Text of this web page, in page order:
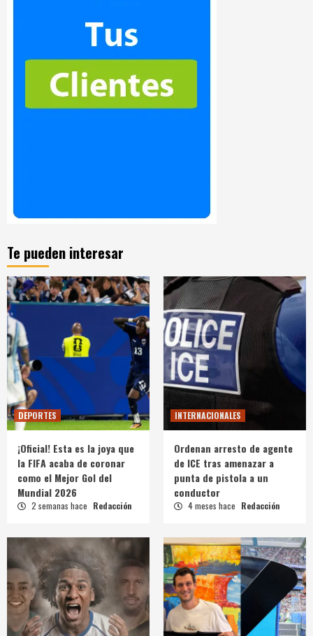
Te pueden interesar
DEPORTES
¡Oficial! Esta es la joya que
la FIFA acaba de coronar
como el Mejor Gol del
Mundial 2026
2 semanas hace Redacción
INTERNACIONALES
Ordenan arresto de agente
de ICE tras amenazar a
punta de pistola a un
conductor
4 meses hace Redacción